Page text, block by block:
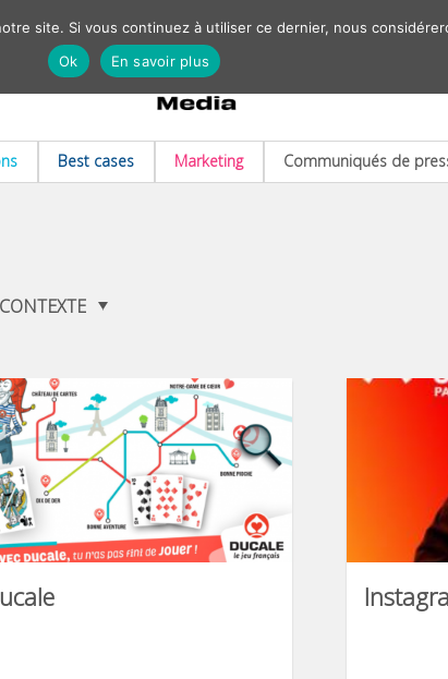
Best cases Marketing Communiqués de
site. Si vous continuez à utiliser ce dernier, nous
Ok
En savoir plus